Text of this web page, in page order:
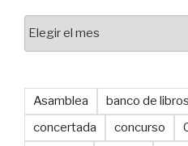
Asamblea banco de libros
concertada
concurso